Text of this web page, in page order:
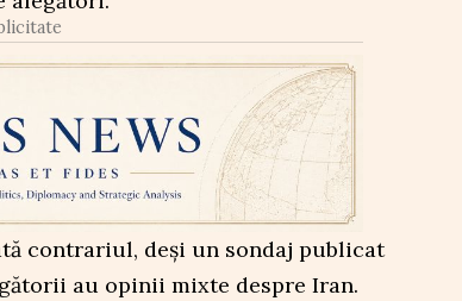
contrariul, deși un sondaj publicat
au opinii mixte despre Iran.